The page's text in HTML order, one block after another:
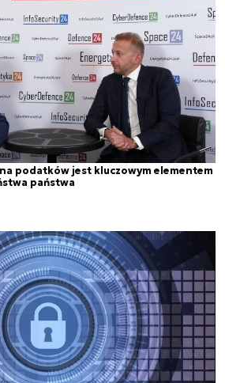
podatków jest kluczowym elementem
państwa